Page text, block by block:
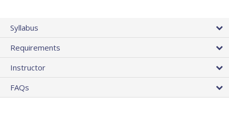
Syllabus
Requirements
Instructor
FAQs